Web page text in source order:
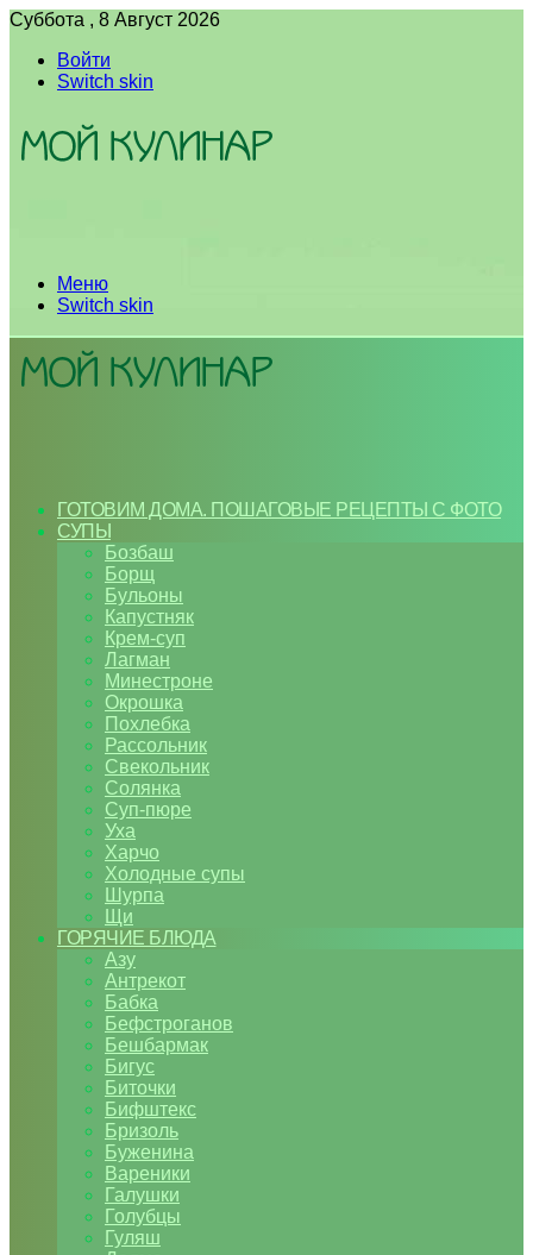
Суббота , 8 Август 2026
Войти
Switch skin
Меню
Switch skin
ГОТОВИМ ДОМА. ПОШАГОВЫЕ РЕЦЕПТЫ С ФОТО
СУПЫ
Бозбаш
Борщ
Бульоны
Капустняк
Крем-суп
Лагман
Минестроне
Окрошка
Похлебка
Рассольник
Свекольник
Солянка
Суп-пюре
Уха
Харчо
Холодные супы
Шурпа
Щи
ГОРЯЧИЕ БЛЮДА
Азу
Антрекот
Бабка
Бефстроганов
Бешбармак
Бигус
Биточки
Бифштекс
Бризоль
Буженина
Вареники
Галушки
Голубцы
Гуляш